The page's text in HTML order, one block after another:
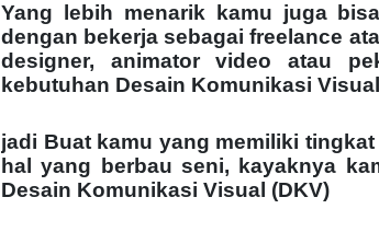
Yang lebih menarik kamu juga
dengan bekerja sebagai freelance
designer, animator video atau
kebutuhan Desain Komunikasi
jadi Buat kamu yang memiliki
hal yang berbau seni, kayaknya
Desain Komunikasi Visual (DKV)